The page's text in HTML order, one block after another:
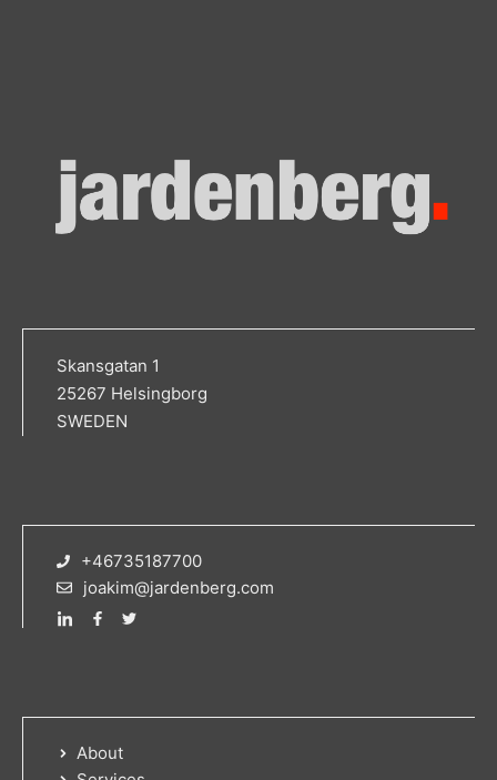
Skansgatan 1
25267 Helsingborg
SWEDEN
+46735187700
joakim@jardenberg.com
About